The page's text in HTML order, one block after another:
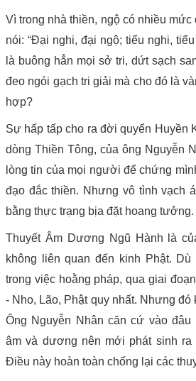
Vì trong nhà thiền, ngộ có nhiều
nói: “Đại nghi, đại ngộ; tiểu nghi,
là buông hẳn mọi sở tri, dứt sạch
đeo ngói gạch tri giải mà cho đó là
hợp?
Sự hấp tấp cho ra đời quyển Huyền
dòng Thiền Tông, của ông Nguyễn
lòng tin của mọi người để chứng
đạo đắc thiền. Nhưng vô tình vạch
bằng thực trạng bịa đặt hoang tưởng.
Thuyết Âm Dương Ngũ Hành là
không liên quan đến kinh Phật.
trong việc hoằng pháp, qua giai
- Nho, Lão, Phật quy nhất. Nhưng
Ông Nguyễn Nhân căn cứ vào
âm và dương nên mới phát sinh
Điều này hoàn toàn chống lại các